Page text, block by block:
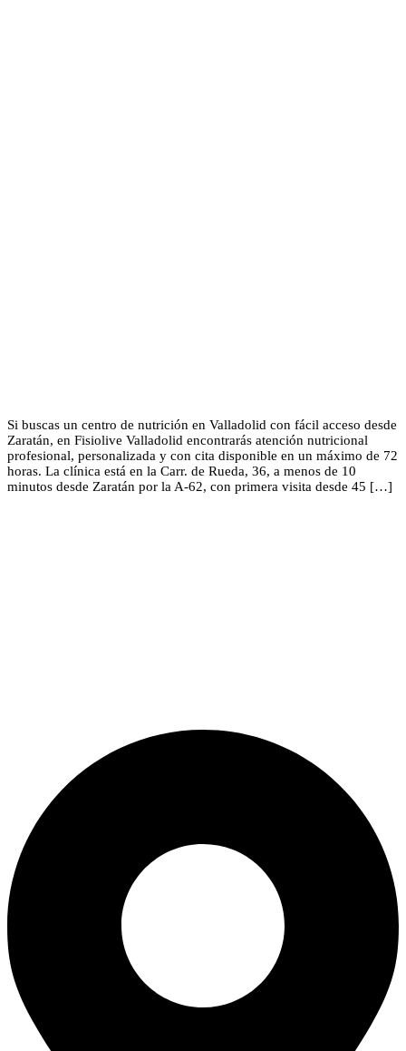
Si buscas un centro de nutrición en Valladolid con fácil acceso desde
Zaratán, en Fisiolive Valladolid encontrarás atención nutricional
profesional, personalizada y con cita disponible en un máximo de 72
horas. La clínica está en la Carr. de Rueda, 36, a menos de 10
minutos desde Zaratán por la A-62, con primera visita desde 45 […]